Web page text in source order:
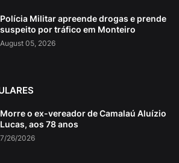
Polícia Militar apreende drogas e prende
suspeito por tráfico em Monteiro
August 05, 2026
Morre o ex-vereador de Camalaú Aluízio
Lucas, aos 78 anos
7/26/2026